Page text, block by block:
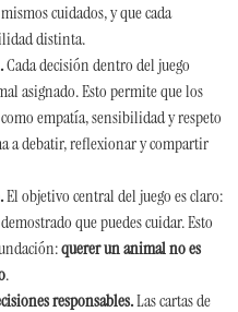
cuidados, y que cada
distinta.
Cada decisión dentro del juego
asignado. Esto permite que los
empatía, sensibilidad y respeto
a debatir, reflexionar y compartir
El objetivo central del juego es claro:
que puedes cuidar. Esto
querer un animal no es
.
responsables.Las cartas de